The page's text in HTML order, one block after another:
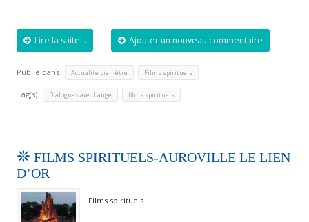
Lire la suite... Ajouter un nouveau commentaire
Publié dans Actualité bien-être Films spirituels
Tag(s) Dialogues avec l'ange films spirituels
FILMS SPIRITUELS-AUROVILLE LE LIEN
D’OR
Films spirituels